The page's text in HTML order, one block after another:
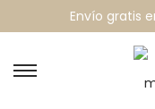
Envío gratis